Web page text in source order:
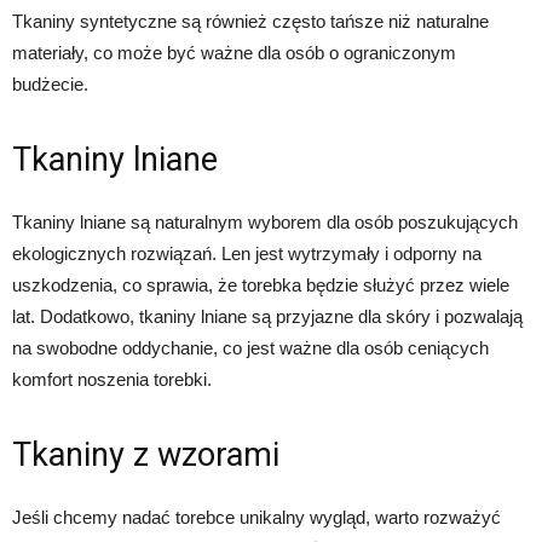
Tkaniny syntetyczne są również często tańsze niż naturalne
materiały, co może być ważne dla osób o ograniczonym
budżecie.
Tkaniny lniane
Tkaniny lniane są naturalnym wyborem dla osób poszukujących
ekologicznych rozwiązań. Len jest wytrzymały i odporny na
uszkodzenia, co sprawia, że torebka będzie służyć przez wiele
lat. Dodatkowo, tkaniny lniane są przyjazne dla skóry i pozwalają
na swobodne oddychanie, co jest ważne dla osób ceniących
komfort noszenia torebki.
Tkaniny z wzorami
Jeśli chcemy nadać torebce unikalny wygląd, warto rozważyć